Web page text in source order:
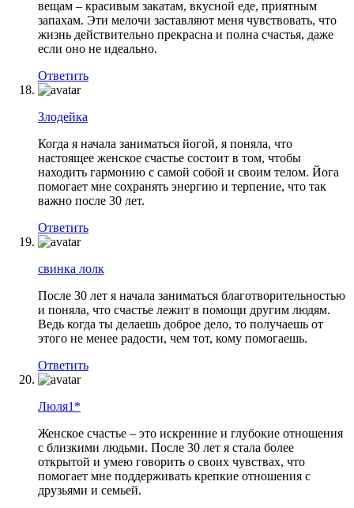
вещам – красивым закатам, вкусной еде, приятным
запахам. Эти мелочи заставляют меня чувствовать, что
жизнь действительно прекрасна и полна счастья, даже
если оно не идеально.
Ответить
Злодейка
Когда я начала заниматься йогой, я поняла, что
настоящее женское счастье состоит в том, чтобы
находить гармонию с самой собой и своим телом. Йога
помогает мне сохранять энергию и терпение, что так
важно после 30 лет.
Ответить
свинка лолк
После 30 лет я начала заниматься благотворительностью
и поняла, что счастье лежит в помощи другим людям.
Ведь когда ты делаешь доброе дело, то получаешь от
этого не менее радости, чем тот, кому помогаешь.
Ответить
Люля1*
Женское счастье – это искренние и глубокие отношения
с близкими людьми. После 30 лет я стала более
открытой и умею говорить о своих чувствах, что
помогает мне поддерживать крепкие отношения с
друзьями и семьей.